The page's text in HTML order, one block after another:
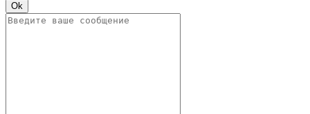
Ok